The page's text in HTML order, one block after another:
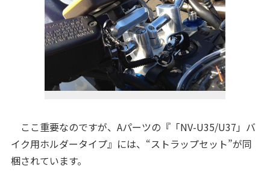
ここ重要なのですが、Aパーツの『「NV-U35/U37」バ
イク用ホルダータイプ』には、“ストラップセット”が同
梱されています。